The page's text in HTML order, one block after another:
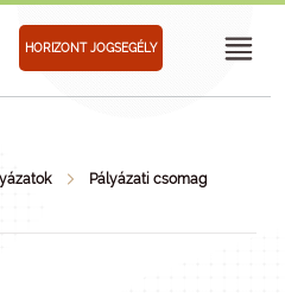
HORIZONT JOGSEGÉLY
Pályázati csomag